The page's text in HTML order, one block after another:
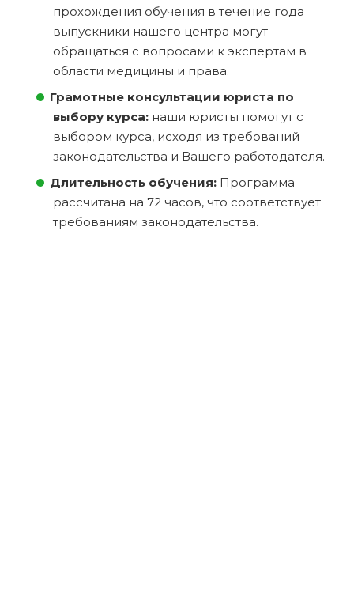
прохождения обучения в течение года
выпускники нашего центра могут
обращаться с вопросами к экспертам в
области медицины и права.
Грамотные консультации юриста по
выбору курса: наши юристы помогут с
выбором курса, исходя из требований
законодательства и Вашего работодателя.
Длительность обучения: Программа
рассчитана на 72 часов, что соответствует
требованиям законодательства.